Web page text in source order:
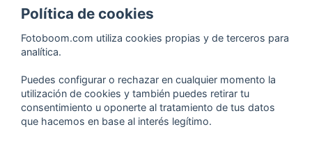
Calibradores
Soportes Fotografía
Monopiés
Trípodes
Kit Completos
Accesorios
Política de cookies
Fotoboom.com utiliza cookies propias y de terceros para
analítica.
Puedes configurar o rechazar en cualquier momento la
utilización de cookies y también puedes retirar tu
consentimiento u oponerte al tratamiento de tus datos
que hacemos en base al interés legítimo.